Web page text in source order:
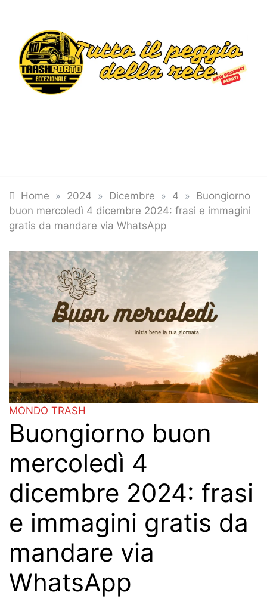
content
Home » 2024 » Dicembre » 4 » Buongiorno
buon mercoledì 4 dicembre 2024: frasi e immagini
gratis da mandare via WhatsApp
MONDO TRASH
Buongiorno buon
mercoledì 4
dicembre 2024: frasi
e immagini gratis da
mandare via
WhatsApp